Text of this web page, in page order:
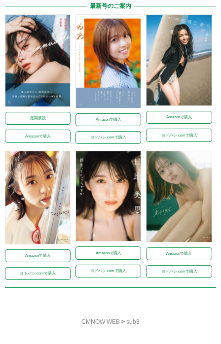
最新号のご案内
定期購読
Amazonで購入
Amazonで購入
ヨドバシ.comで購入
Amazonで購入
ヨドバシ.comで購入
Amazonで購入
ヨドバシ.comで購入
Amazonで購入
ヨドバシ.comで購入
Amazonで購入
ヨドバシ.comで購入
CMNOW WEB > sub3